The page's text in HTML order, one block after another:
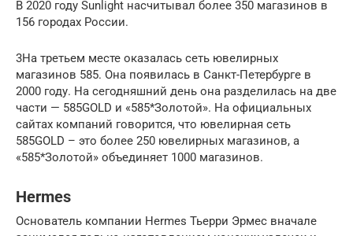
В 2020 году Sunlight насчитывал более 350 магазинов в
156 городах России.
3На третьем месте оказалась сеть ювелирных
магазинов 585. Она появилась в Санкт-Петербурге в
2000 году. На сегодняшний день она разделилась на две
части — 585GOLD и «585*Золотой». На официальных
сайтах компаний говорится, что ювелирная сеть
585GOLD – это более 250 ювелирных магазинов, а
«585*Золотой» объединяет 1000 магазинов.
Hermes
Основатель компании Hermes Тьерри Эрмес вначале